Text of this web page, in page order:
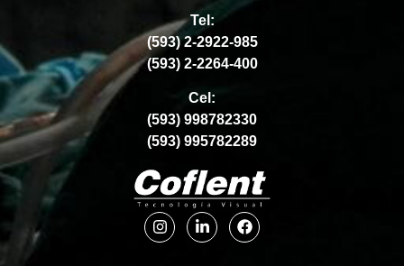
Tel:
(593) 2-2922-985
(593) 2-2264-400
Cel:
(593) 998782330
(593) 995782289